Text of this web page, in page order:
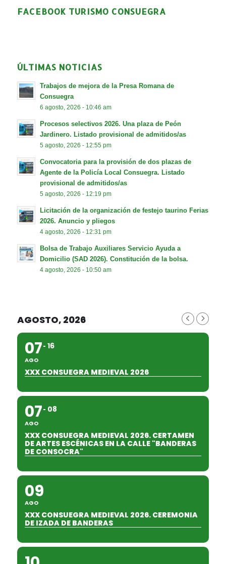
FACEBOOK TURISMO CONSUEGRA
ÚLTIMAS NOTICIAS
Trabajos de mejora de la Presa Romana de
Consuegra
6 agosto, 2026 - 10:46 am
Procesos selectivos 2026. Una plaza de Peón
Jardinero. Listado provisional de admitidos/as
5 agosto, 2026 - 12:55 pm
Convocatoria para la provisión de dos plazas de
Agente de la Policía Local Consuegra. Listado
provisional de admitidos/as
5 agosto, 2026 - 12:19 pm
Licitación de la organización de festejo taurino Ferias
2026. Anuncio y pliegos
4 agosto, 2026 - 12:31 pm
Bolsa de Trabajo Auxiliares Servicio Ayuda a
Domicilio (SAD 2026). Constitución de la bolsa.
4 agosto, 2026 - 10:50 am
AGOSTO, 2026
07
AGO
16
XXX CONSUEGRA MEDIEVAL 2026
07
AGO
08
XXX CONSUEGRA MEDIEVAL 2026. CERTAMEN
DE ARTES ESCÉNICAS EN LA CALLE "BANDERAS
DE CONSOCRA"
09
AGO
XXX CONSUEGRA MEDIEVAL 2026. CEREMONIA
DE IZADA DE BANDERAS